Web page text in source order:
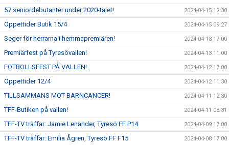
57 seniordebutanter under 2020-talet! 2024-04-15 12:30
Öppettider Butik 15/4 2024-04-15 09:27
Seger för herrarna i hemmapremiären! 2024-04-13 17:00
Premiärfest på Tyresövallen! 2024-04-13 11:00
FOTBOLLSFEST PÅ VALLEN! 2024-04-12 17:00
Öppettider 12/4 2024-04-12 11:30
TILLSAMMANS MOT BARNCANCER! 2024-04-11 12:30
TFF-Butiken på vallen! 2024-04-11 08:31
TFF-TV träffar: Jamie Lenander, Tyresö FF P14 2024-04-09 17:00
TFF-TV träffar: Emilia Ågren, Tyresö FF F15 2024-04-08 17:00